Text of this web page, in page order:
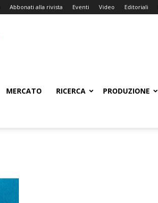
Abbonati alla rivista Eventi Video Editoriali
MERCATO RICERCA PRODUZIONE